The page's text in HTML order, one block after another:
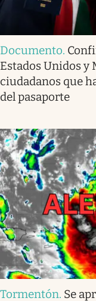
Documento.
Estados Unidos y
ciudadanos que
del pasaporte
Tormentón. Se